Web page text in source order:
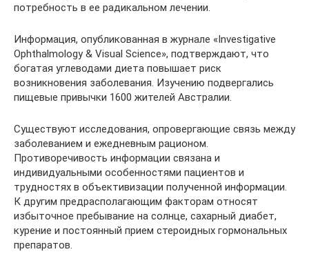
потребность в ее радикальном лечении.
Информация, опубликованная в журнале «Investigative
Ophthalmology & Visual Science», подтверждают, что
богатая углеводами диета повышает риск
возникновения заболевания. Изучению подвергались
пищевые привычки 1600 жителей Австралии.
Существуют исследования, опровергающие связь между
заболеванием и ежедневным рационом.
Противоречивость информации связана и
индивидуальными особенностями пациентов и
трудностях в объективизации полученной информации.
К другим предрасполагающим факторам относят
избыточное пребывание на солнце, сахарный диабет,
курение и постоянный прием стероидных гормональных
препаратов.